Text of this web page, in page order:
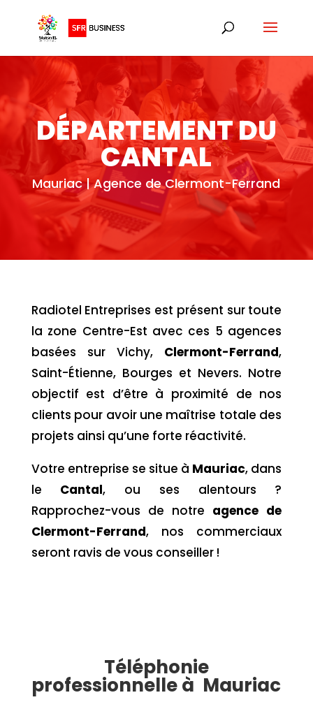
DÉPARTEMENT DU
CANTAL
Mauriac | Agence de Clermont-Ferrand
Radiotel Entreprises est présent sur toute
la zone Centre-Est avec ces 5 agences
basées sur Vichy, Clermont-Ferrand,
Saint-Étienne, Bourges et Nevers. Notre
objectif est d’être à proximité de nos
clients pour avoir une maîtrise totale des
projets ainsi qu’une forte réactivité.
Votre entreprise se situe à Mauriac, dans
le Cantal,
ou ses alentours ?
Rapprochez-vous de notre agence de
Clermont-Ferrand, nos commerciaux
seront ravis de vous conseiller !
Téléphonie
professionnelle à Mauriac